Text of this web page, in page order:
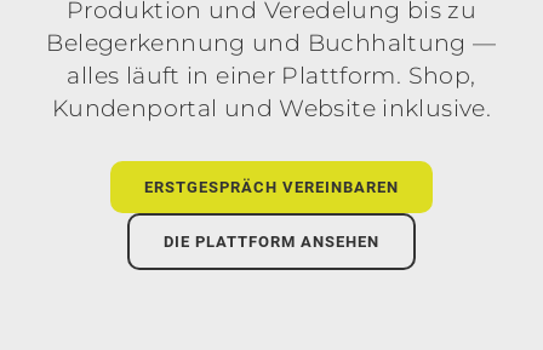
Produktion und Veredelung bis zu
Belegerkennung und Buchhaltung —
alles läuft in einer Plattform. Shop,
Kundenportal und Website inklusive.
ERSTGESPRÄCH VEREINBAREN
DIE PLATTFORM ANSEHEN
Dashboard — Aufträge, offene Belege & Lieferstatus